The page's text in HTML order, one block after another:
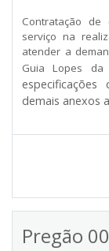
Contratação de
serviço na
atender a
Guia Lopes da
demais anexos
Pregão